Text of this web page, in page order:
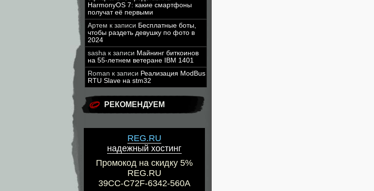
HarmonyOS 7: какие смартфоны
получат её первыми
Артем к записи Бесплатные боты,
чтобы раздеть девушку по фото в
2024
sasha к записи Майнинг биткоинов
на 55-летнем ветеране IBM 1401
Roman к записи Реализация ModBus
RTU Slave на stm32
РЕКОМЕНДУЕМ
REG.RU
надежный хостинг
Промокод на скидку 5%
REG.RU
39CC-C72F-6342-560A